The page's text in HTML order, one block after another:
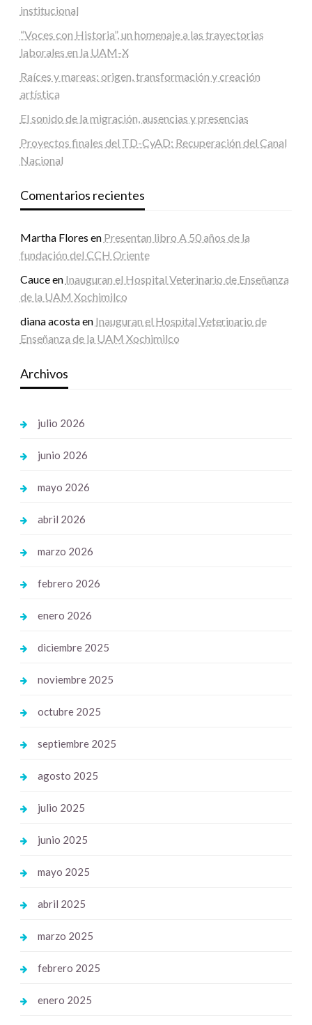
institucional
“Voces con Historia”, un homenaje a las trayectorias
laborales en la UAM-X
Raíces y mareas: origen, transformación y creación
artística
El sonido de la migración, ausencias y presencias
Proyectos finales del TD-CyAD: Recuperación del Canal
Nacional
Comentarios recientes
Martha Flores en Presentan libro A 50 años de la
fundación del CCH Oriente
Cauceen Inauguran el Hospital Veterinario de Enseñanza
de la UAM Xochimilco
diana acostaen Inauguran el Hospital Veterinario de
Enseñanza de la UAM Xochimilco
Archivos
julio 2026
junio 2026
mayo 2026
abril 2026
marzo 2026
febrero 2026
enero 2026
diciembre 2025
noviembre 2025
octubre 2025
septiembre 2025
agosto 2025
julio 2025
junio 2025
mayo 2025
abril 2025
marzo 2025
febrero 2025
enero 2025